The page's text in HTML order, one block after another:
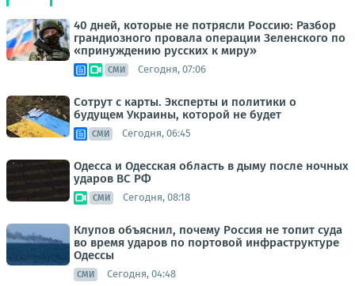
40 дней, которые не потрясли Россию: Разбор
грандиозного провала операции Зеленского по
«принуждению русских к миру»
СМИ Сегодня, 07:06
Сотрут с карты. Эксперты и политики о
будущем Украины, которой не будет
СМИ Сегодня, 06:45
Одесса и Одесская область в дыму после ночных
ударов ВС РФ
СМИ Сегодня, 08:18
Клупов объяснил, почему Россия не топит суда
во время ударов по портовой инфраструктуре
Одессы
СМИ Сегодня, 04:48